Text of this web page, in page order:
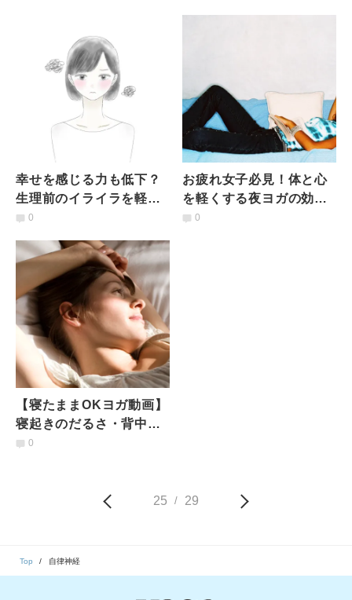
幸せを感じる力も低下？
生理前のイライラを軽減
するヨガ的リラックス法
0
お疲れ女子必見！体と心
を軽くする夜ヨガの効果
を高める4つのポイント
0
【寝たままOKヨガ動画】
寝起きのだるさ・背中や
腰のこり・頭痛の原因と
0
25 / 29
Top 自律神経